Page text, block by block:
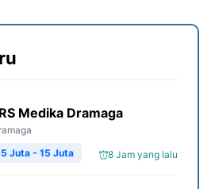
Medika Dramaga
8 Jam yang lalu
5 Juta - 15 Juta